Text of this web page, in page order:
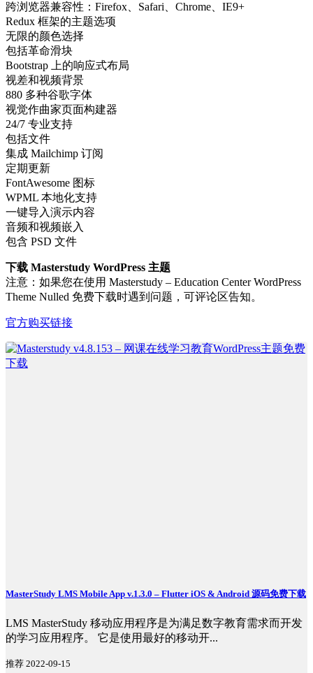
跨浏览器兼容性：Firefox、Safari、Chrome、IE9+
Redux 框架的主题选项
无限的颜色选择
包括革命滑块
Bootstrap 上的响应式布局
视差和视频背景
880 多种谷歌字体
视觉作曲家页面构建器
24/7 专业支持
包括文件
集成 Mailchimp 订阅
定期更新
FontAwesome 图标
WPML 本地化支持
一键导入演示内容
音频和视频嵌入
包含 PSD 文件
下载 Masterstudy WordPress 主题
注意：如果您在使用 Masterstudy – Education Center WordPress
Theme Nulled 免费下载时遇到问题，可评论区告知。
官方购买链接
MasterStudy LMS Mobile App v.1.3.0 – Flutter iOS & Android 源码免费下载
LMS MasterStudy 移动应用程序是为满足数字教育需求而开发
的学习应用程序。 它是使用最好的移动开...
推荐 2022-09-15